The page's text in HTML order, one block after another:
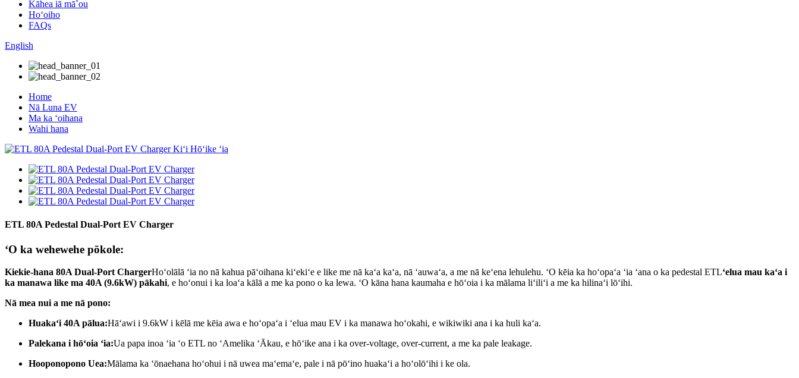
Kāhea iā mā˚ou
Hoʻoiho
FAQs
English
Home
Nā Luna EV
Ma ka ʻoihana
Wahi hana
ETL 80A Pedestal Dual-Port EV Charger
ʻO ka wehewehe pōkole:
Kiekie-hana 80A Dual-Port ChargerHoʻolālā ʻia no nā kahua pāʻoihana kiʻekiʻe e like me nā kaʻa kaʻa, nā ʻauwaʻa, a me nā keʻena lehulehu. ʻO kēia ka hoʻopaʻa ʻia ʻana o ka pedestal ETLʻelua mau kaʻa i
ka manawa like ma 40A (9.6kW) pākahi, e hoʻonui i ka loaʻa kālā a me ka pono o ka lewa. ʻO kāna hana kaumaha e hōʻoia i ka mālama liʻiliʻi a me ka hilinaʻi lōʻihi.
Nā mea nui a me nā pono:
Huakaʻi 40A pālua:Hāʻawi i 9.6kW i kēlā me kēia awa e hoʻopaʻa i ʻelua mau EV i ka manawa hoʻokahi, e wikiwiki ana i ka huli kaʻa.
Palekana i hōʻoia ʻia:Ua papa inoa ʻia ʻo ETL no ʻAmelika ʻĀkau, e hōʻike ana i ka over-voltage, over-current, a me ka pale leakage.
Hooponopono Uea:Mālama ka ʻōnaehana hoʻohui i nā uwea maʻemaʻe, pale i nā pōʻino huakaʻi a hoʻolōʻihi i ke ola.